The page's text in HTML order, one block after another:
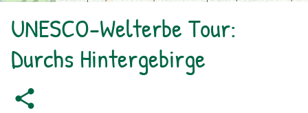
UNESCO-Welterbe Tour:
Durchs Hintergebirge